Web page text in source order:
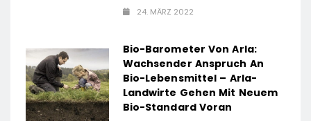
24. MÄRZ 2022
Bio-Barometer Von Arla:
Wachsender Anspruch An
Bio-Lebensmittel – Arla-
Landwirte Gehen Mit Neuem
Bio-Standard Voran